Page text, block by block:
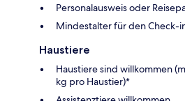
Personalausweis oder
Mindestalter für den Check-
Haustiere
Haustiere sind willkommen
kg pro Haustier)*